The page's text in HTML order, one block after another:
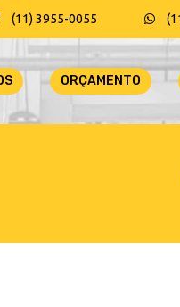
(11) 3955-0055
ORÇAMENTO